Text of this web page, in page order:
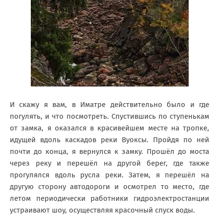
И скажу я вам, в Иматре действительно было и где
погулять, и что посмотреть. Спустившись по ступенькам
от замка, я оказался в красивейшем месте на тропке,
идущей вдоль каскадов реки Вуоксы. Пройдя по ней
почти до конца, я вернулся к замку. Прошёл до моста
через реку и перешёл на другой берег, где также
прогулялся вдоль русла реки. Затем, я перешёл на
другую сторону автодороги и осмотрел то место, где
летом периодически работники гидроэлектростанции
устраивают шоу, осуществляя красочный спуск воды.